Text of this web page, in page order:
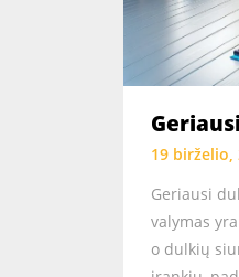
19 birželio,
Geriausi
valymas
o dulkių